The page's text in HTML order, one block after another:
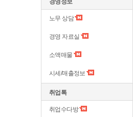
경영정보
노무 상담
경영 자료실
소액매물
시세/매출정보
취업톡
취업수다방